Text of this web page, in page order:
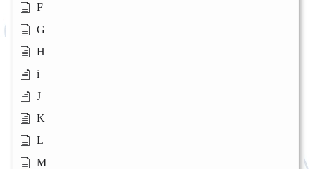
F
G
H
i
J
K
L
M